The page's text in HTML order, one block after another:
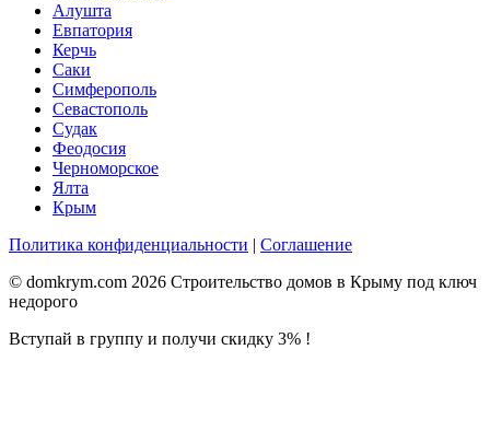
Алушта
Евпатория
Керчь
Саки
Симферополь
Севастополь
Судак
Феодосия
Черноморское
Ялта
Крым
Политика конфиденциальности | Соглашение
© domkrym.com 2026 Строительство домов в Крыму под ключ
недорого
Вступай в группу и получи скидку 3% !